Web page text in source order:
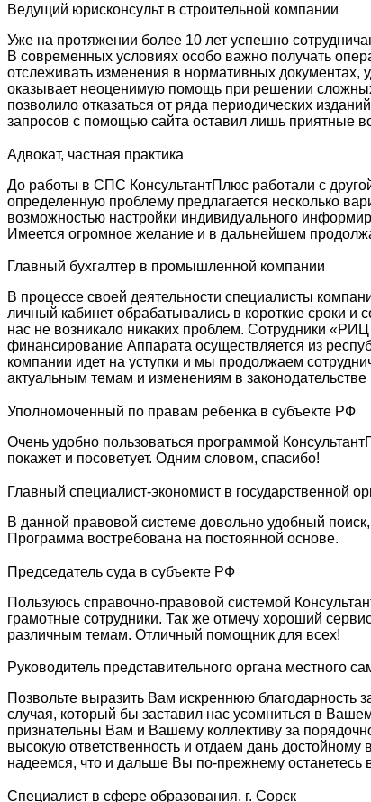
Ведущий юрисконсульт в строительной компании
Уже на протяжении более 10 лет успешно
В современных условиях особо важно получать
отслеживать изменения в нормативных
оказывает неоценимую помощь при решении
позволило отказаться от ряда периодических
запросов с помощью сайта оставил лишь приятные
Адвокат, частная практика
До работы в СПС КонсультантПлюс работали с
определенную проблему предлагается несколько
возможностью настройки индивидуального
Имеется огромное желание и в дальнейшем
Главный бухгалтер в промышленной компании
В процессе своей деятельности специалисты
личный кабинет обрабатывались в короткие сроки
нас не возникало никаких проблем. Сотрудники
финансирование Аппарата осуществляется из
компании идет на уступки и мы продолжаем
актуальным темам и изменениям в
Уполномоченный по правам ребенка в субъекте РФ
Очень удобно пользоваться программой
покажет и посоветует. Одним словом, спасибо!
Главный специалист-экономист в государственной
В данной правовой системе довольно удобный
Программа востребована на постоянной основе.
Председатель суда в субъекте РФ
Пользуюсь справочно-правовой системой
грамотные сотрудники. Так же отмечу хороший
различным темам. Отличный помощник для всех!
Руководитель представительного органа местного
Позвольте выразить Вам искреннюю благодарность
случая, который бы заставил нас усомниться в
признательны Вам и Вашему коллективу за
высокую ответственность и отдаем дань
надеемся, что и дальше Вы по-прежнему останетесь
Специалист в сфере образования, г. Сорск